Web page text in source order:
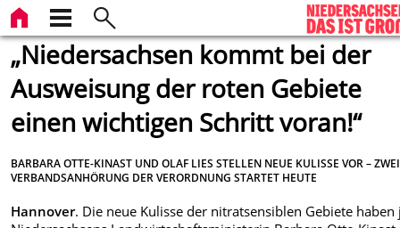
„Niedersachsen kommt bei der
Ausweisung der roten Gebiete
einen wichtigen Schritt voran!“
BARBARA OTTE-KINAST UND OLAF LIES STELLEN NEUE KULISSE VOR –
VERBANDSANHÖRUNG DER VERORDNUNG STARTET HEUTE
Hannover. Die neue Kulisse der nitratsensiblen Gebiete haben